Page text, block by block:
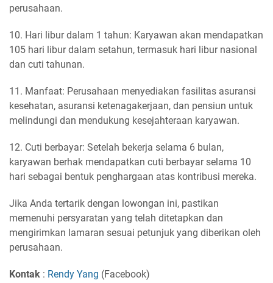
perusahaan.
10. Hari libur dalam 1 tahun: Karyawan akan mendapatkan
105 hari libur dalam setahun, termasuk hari libur nasional
dan cuti tahunan.
11. Manfaat: Perusahaan menyediakan fasilitas asuransi
kesehatan, asuransi ketenagakerjaan, dan pensiun untuk
melindungi dan mendukung kesejahteraan karyawan.
12. Cuti berbayar: Setelah bekerja selama 6 bulan,
karyawan berhak mendapatkan cuti berbayar selama 10
hari sebagai bentuk penghargaan atas kontribusi mereka.
Jika Anda tertarik dengan lowongan ini, pastikan
memenuhi persyaratan yang telah ditetapkan dan
mengirimkan lamaran sesuai petunjuk yang diberikan oleh
perusahaan.
Kontak : Rendy Yang (Facebook)